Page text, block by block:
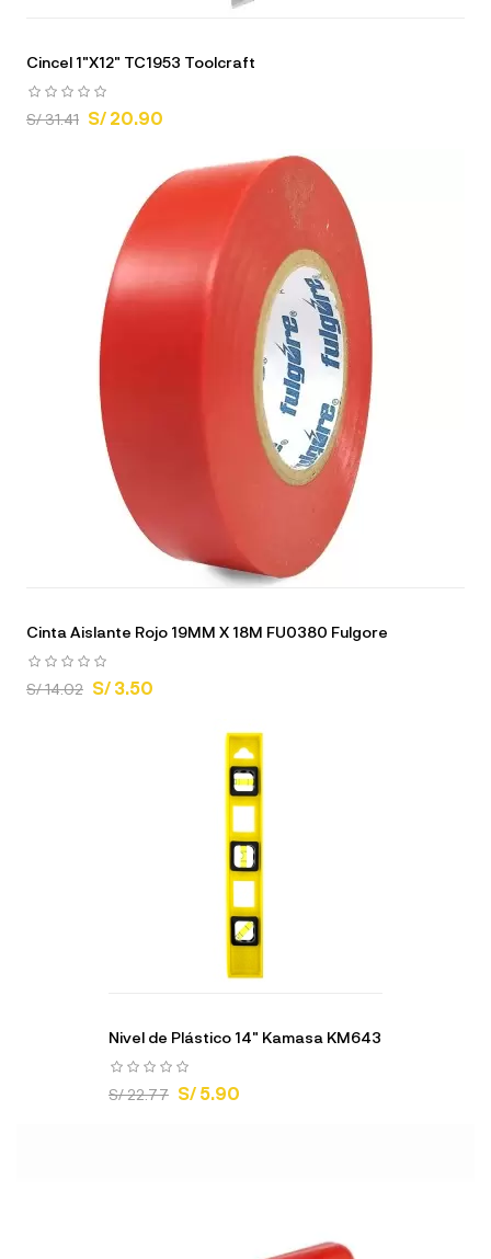
Cincel 1"X12" TC1953 Toolcraft
S/ 31.41 S/ 20.90
Cinta Aislante Rojo 19MM X 18M FU0380 Fulgore
S/ 14.02 S/ 3.50
Nivel de Plástico 14" Kamasa KM643
S/ 22.77 S/ 5.90